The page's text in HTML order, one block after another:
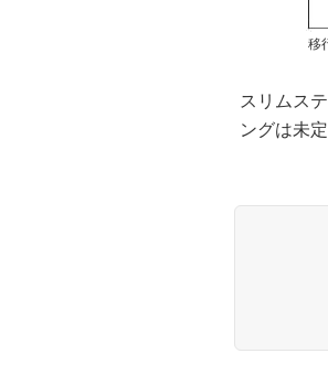
移
スリムス
ングは未定